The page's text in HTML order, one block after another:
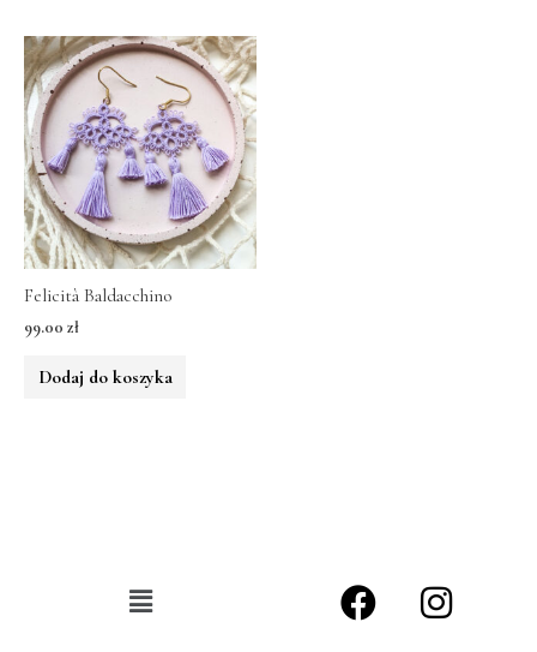
Felicità Baldacchino
99.00 zł
Dodaj do koszyka